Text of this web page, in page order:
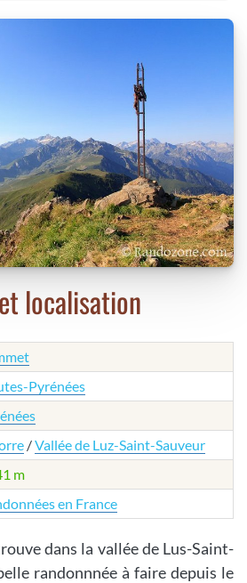
localisation
Pyrénées
/Vallée de Luz-Saint-Sauveur
m
en France
dans la vallée de Lus-Saint-
randonnnée à faire depuis le